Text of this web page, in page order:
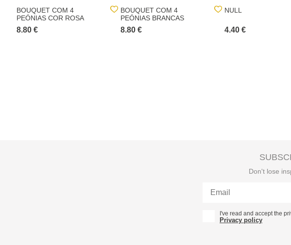
BOUQUET COM 4
PEÓNIAS COR ROSA
8.80 €
BOUQUET COM 4
PEÓNIAS BRANCAS
8.80 €
NULL
4.40 €
Don't lose
I've read and accept the
Privacy policy